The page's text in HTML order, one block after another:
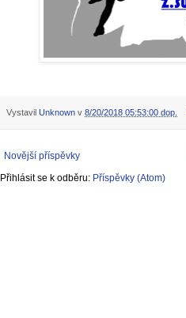
Vystavil Unknown v 8/20/2018 05:53:00 dop.
Novější příspěvky
Přihlásit se k odběru: Příspěvky (Atom)